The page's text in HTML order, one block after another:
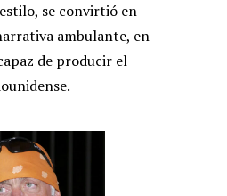
se convirtió en
ambulante, en
de producir el